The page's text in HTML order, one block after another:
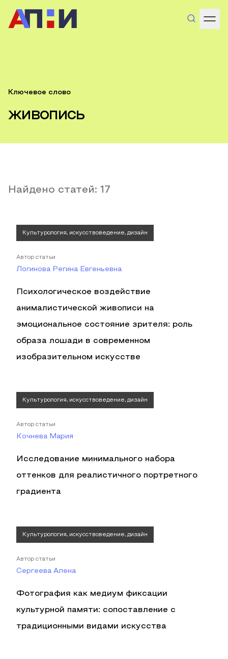
Ключевое слово
живопись
Найдено статей: 17
Культурология, искусствоведение, дизайн
Автор статьи
Логинова Регина Евгеньевна
Психологическое воздействие
анималистической живописи на
эмоциональное состояние зрителя: роль
образа лошади в современном
изобразительном искусстве
Культурология, искусствоведение, дизайн
Автор статьи
Кочнева Мария
Исследование минимального набора
оттенков для реалистичного портретного
градиента
Культурология, искусствоведение, дизайн
Автор статьи
Сергеева Алена
Фотография как медиум фиксации
культурной памяти: сопоставление с
традиционными видами искусства